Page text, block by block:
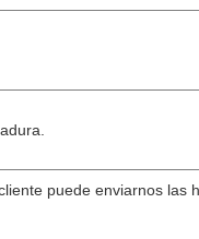
puede enviarnos las